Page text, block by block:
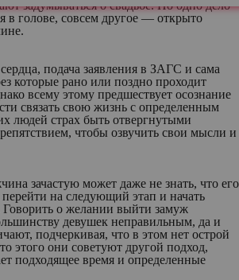
задумываться о свадьбе. Но одно дело
в голове, совсем другое — открыто
подача заявления в ЗАГС и сама
которые рано или поздно проходит
всему этому предшествует осознание
связать свою жизнь с определенным
людей страх быть отвергнутыми
чтобы озвучить свои мысли и
зачастую может даже не знать, что его
на следующий этап и начать
о желании выйти замуж
девушек неправильным, да и
подчеркивая, что в этом нет острой
этого они советуют другой подход,
подходящее время и определенные